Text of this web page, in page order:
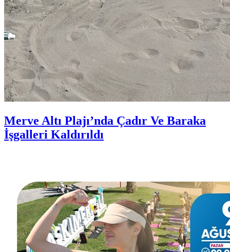
Merve Altı Plajı’nda Çadır Ve Baraka
İşgalleri Kaldırıldı